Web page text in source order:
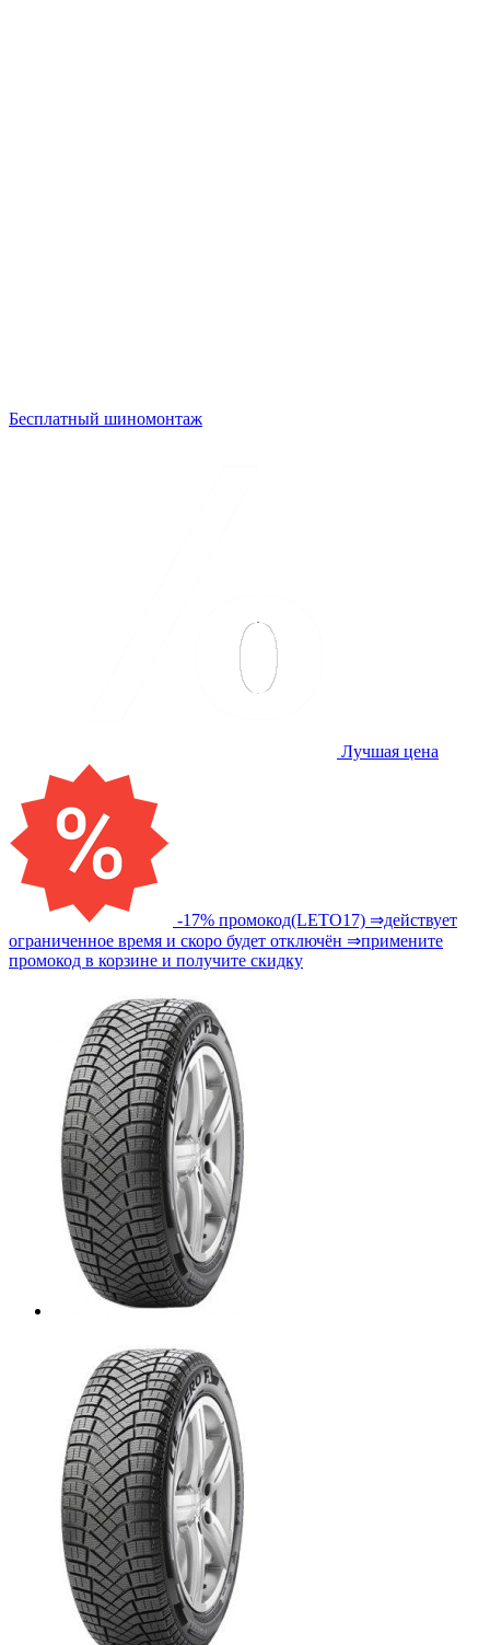
Бесплатный шиномонтаж
Лучшая цена
-17% промокод(LETO17) ⇒действует
ограниченное время и скоро будет отключён ⇒примените
промокод в корзине и получите скидку